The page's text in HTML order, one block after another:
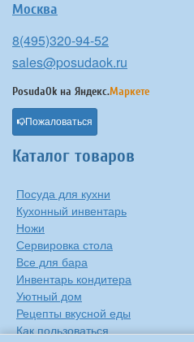
Москва
8(495)320-94-52
sales@posudaok.ru
PosudaOk на Яндекс.Маркете
Пожаловаться
Каталог товаров
Посуда для кухни
Кухонный инвентарь
Ножи
Сервировка стола
Все для бара
Инвентарь кондитера
Уютный дом
Рецепты вкусной еды
Как пользоваться